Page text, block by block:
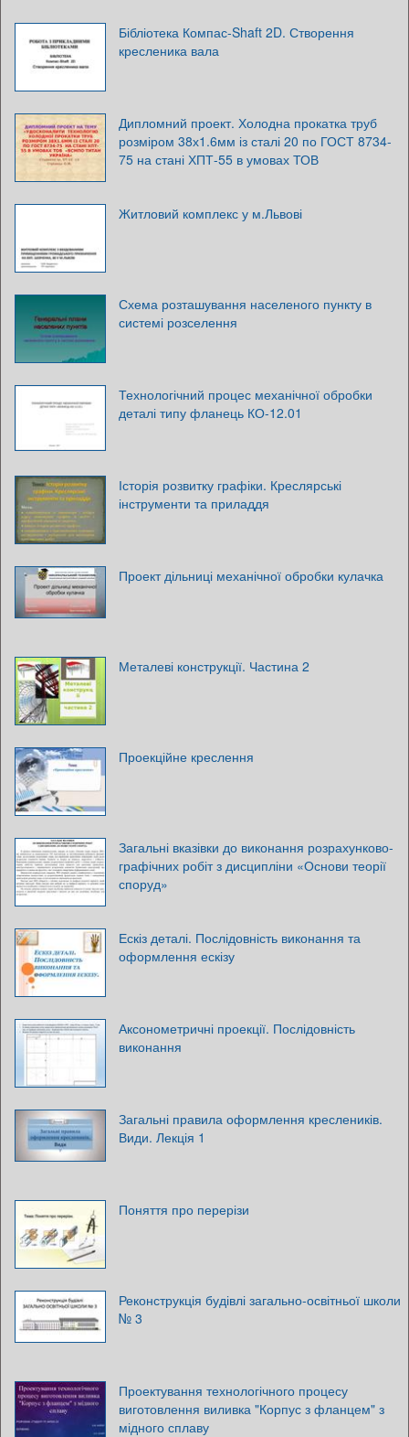
Бібліотека Компас-Shaft 2D. Створення
кресленика вала
Дипломний проект. Холодна прокатка труб
розміром 38х1.6мм із сталі 20 по ГОСТ 8734-
75 на стані ХПТ-55 в умовах ТОВ
Житловий комплекс у м.Львові
Схема розташування населеного пункту в
системі розселення
Технологічний процес механічної обробки
деталі типу фланець КО-12.01
Історія розвитку графіки. Креслярські
інструменти та приладдя
Проект дільниці механічної обробки кулачка
Металеві конструкції. Частина 2
Проекційне креслення
Загальні вказівки до виконання розрахунково-
графічних робіт з дисципліни «Основи теорії
споруд»
Ескіз деталі. Послідовність виконання та
оформлення ескізу
Аксонометричні проекції. Послідовність
виконання
Загальні правила оформлення креслеників.
Види. Лекція 1
Поняття про перерізи
Реконструкція будівлі загально-освітньої школи
№ 3
Проектування технологічного процесу
виготовлення виливка "Корпус з фланцем" з
мідного сплаву